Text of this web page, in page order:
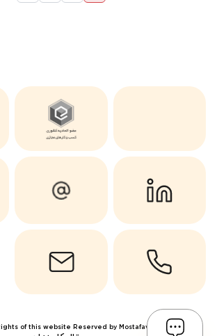
of this website Reserved by Mostafavi ®